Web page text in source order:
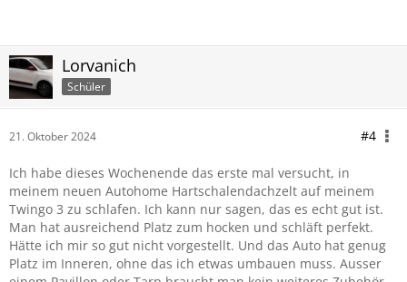
Lorvanich
Schüler
21. Oktober 2024 #4
Ich habe dieses Wochenende das erste mal versucht, in
meinem neuen Autohome Hartschalendachzelt auf meinem
Twingo 3 zu schlafen. Ich kann nur sagen, das es echt gut ist.
Man hat ausreichend Platz zum hocken und schläft perfekt.
Hätte ich mir so gut nicht vorgestellt. Und das Auto hat genug
Platz im Inneren, ohne das ich etwas umbauen muss. Ausser